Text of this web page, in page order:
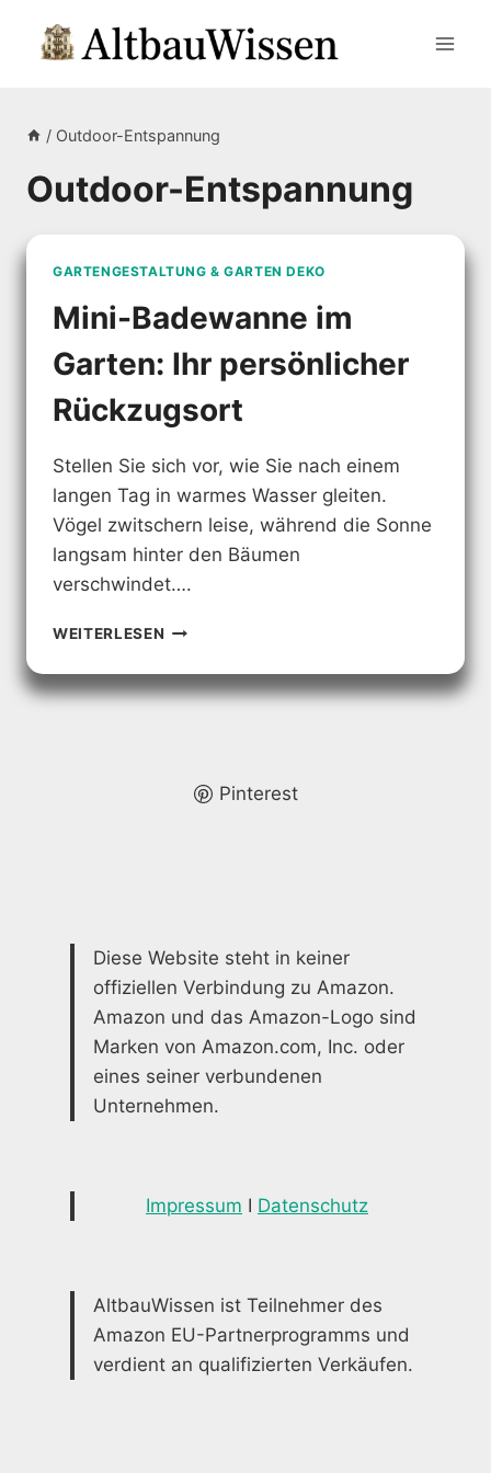
Inhalt
/ Outdoor-Entspannung
Outdoor-Entspannung
GARTENGESTALTUNG & GARTEN DEKO
Mini-Badewanne im
Garten: Ihr persönlicher
Rückzugsort
Stellen Sie sich vor, wie Sie nach einem
langen Tag in warmes Wasser gleiten.
Vögel zwitschern leise, während die Sonne
langsam hinter den Bäumen
verschwindet….
WEITERLESEN MINI-
IM
GARTEN:
Pinterest
Diese Website steht in keiner
offiziellen Verbindung zu Amazon.
Amazon und das Amazon-Logo sind
Marken von Amazon.com, Inc. oder
eines seiner verbundenen
Unternehmen.
Impressum I Datenschutz
AltbauWissen ist Teilnehmer des
Amazon EU-Partnerprogramms und
verdient an qualifizierten Verkäufen.